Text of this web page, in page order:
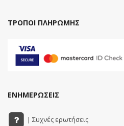
ΤΡΟΠΟΙ ΠΛΗΡΩΜΗΣ
ΕΝΗΜΕΡΩΣΕΙΣ
| Συχνές ερωτήσεις